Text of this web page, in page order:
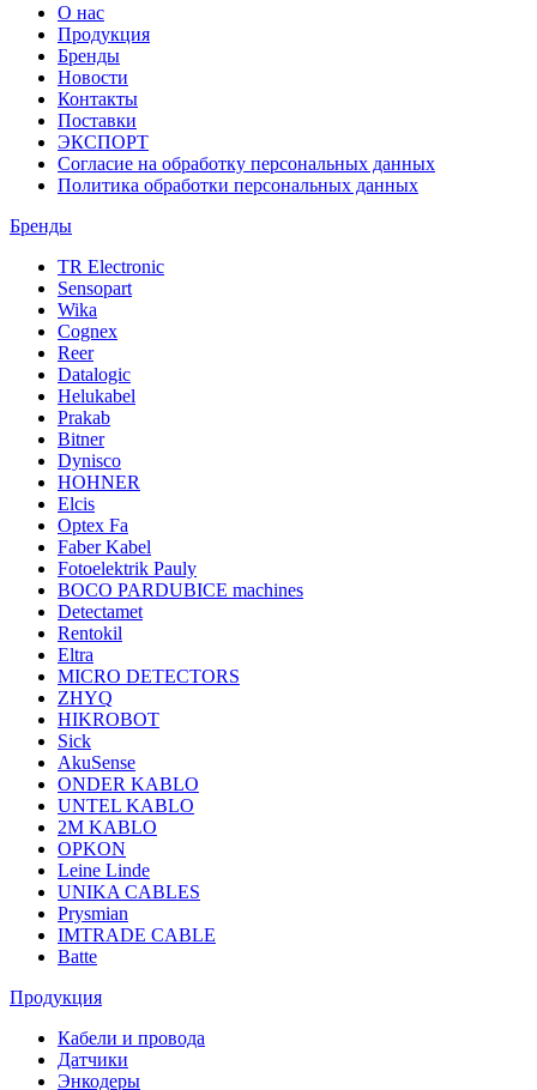
О нас
Продукция
Бренды
Новости
Контакты
Поставки
ЭКСПОРТ
Согласие на обработку персональных данных
Политика обработки персональных данных
Бренды
TR Electronic
Sensopart
Wika
Cognex
Reer
Datalogic
Helukabel
Prakab
Bitner
Dynisco
HOHNER
Elcis
Optex Fa
Faber Kabel
Fotoelektrik Pauly
BOCO PARDUBICE machines
Detectamet
Rentokil
Eltra
MICRO DETECTORS
ZHYQ
HIKROBOT
Sick
AkuSense
ONDER KABLO
UNTEL KABLO
2M KABLO
OPKON
Leine Linde
UNIKA CABLES
Prysmian
IMTRADE CABLE
Batte
Продукция
Кабели и провода
Датчики
Энкодеры